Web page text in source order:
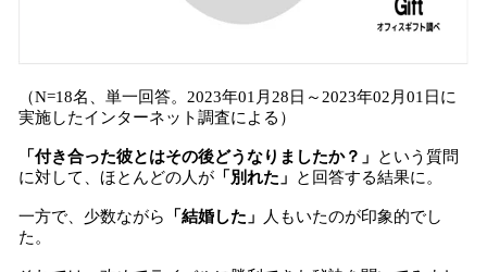
（N=18名、単一回答。2023年01月28日～2023年02月01日に
実施したインターネット調査による）
「付き合った彼とはその後どうなりましたか？」
という質問
に対して、ほとんどの人が 「別れた」 と回答する結果に。
一方で、少数ながら 「結婚した」
人もいたのが印象的でし
た。